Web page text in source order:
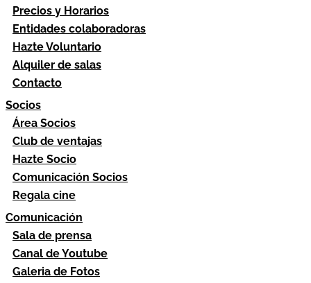
Precios y Horarios
Entidades colaboradoras
Hazte Voluntario
Alquiler de salas
Contacto
Socios
Área Socios
Club de ventajas
Hazte Socio
Comunicación Socios
Regala cine
Comunicación
Sala de prensa
Canal de Youtube
Galeria de Fotos